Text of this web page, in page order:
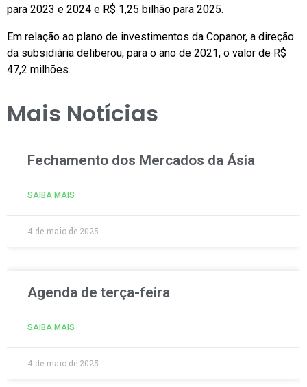
para 2023 e 2024 e R$ 1,25 bilhão para 2025.
Em relação ao plano de investimentos da Copanor, a direção
da subsidiária deliberou, para o ano de 2021, o valor de R$
47,2 milhões.
Mais Notícias
Fechamento dos Mercados da Ásia
SAIBA MAIS
4 de maio de 2025
Agenda de terça-feira
SAIBA MAIS
4 de maio de 2025